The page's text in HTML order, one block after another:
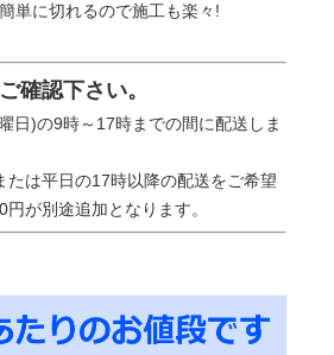
単に切れるので施工も楽々!
確認下さい。
日)の9時～17時までの間に配送しま
は平日の17時以降の配送をご希望
が別途追加となります。